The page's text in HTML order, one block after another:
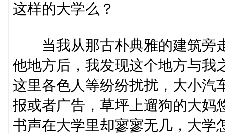
这样的大学么？
当我从那古朴典雅的建筑旁
他地方后，我发现这个地方与我
这里各色人等纷纷扰扰，大小汽
报或者广告，草坪上遛狗的大妈
书声在大学里却寥寥无几，大学